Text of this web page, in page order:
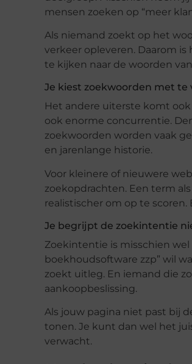
mensen zoeken op “meer
Als niemand zoekt op het
verkeer opleveren. Daarom
te kijken naar de woorden
Je kiest zoekwoorden met te
Het andere uiterste komt
ook enorme concurrentie.
zoekwoorden worden vaak
en jarenlange historie.
Voor kleinere of nieuwere
zoekopdrachten. Een term
realistischer om op te
Je begrijpt de zoekintentie
Zoekintentie is misschien
boekhoudsoftware zzp” wil
zoekt uitleg. En iemand die
aankoopbeslissing.
Als jouw pagina niet past bij
tonen. Je kunt dan wel het
verwacht.